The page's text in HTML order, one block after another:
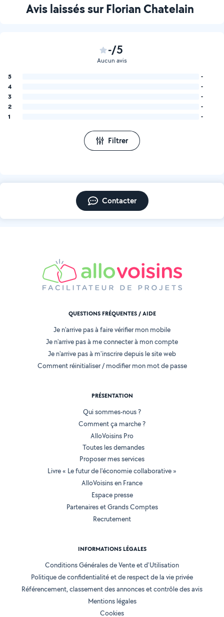
Avis laissés sur Florian Chatelain
-/5
Aucun avis
5
-
4
-
3
-
2
-
1
-
Filtrer
Contacter
QUESTIONS FRÉQUENTES / AIDE
Je n'arrive pas à faire vérifier mon mobile
Je n'arrive pas à me connecter à mon compte
Je n'arrive pas à m'inscrire depuis le site web
Comment réinitialiser / modifier mon mot de passe
PRÉSENTATION
Qui sommes-nous ?
Comment ça marche ?
AlloVoisins Pro
Toutes les demandes
Proposer mes services
Livre « Le futur de l'économie collaborative »
AlloVoisins en France
Espace presse
Partenaires et Grands Comptes
Recrutement
INFORMATIONS LÉGALES
Conditions Générales de Vente et d'Utilisation
Politique de confidentialité et de respect de la vie privée
Référencement, classement des annonces et contrôle des avis
Mentions légales
Cookies